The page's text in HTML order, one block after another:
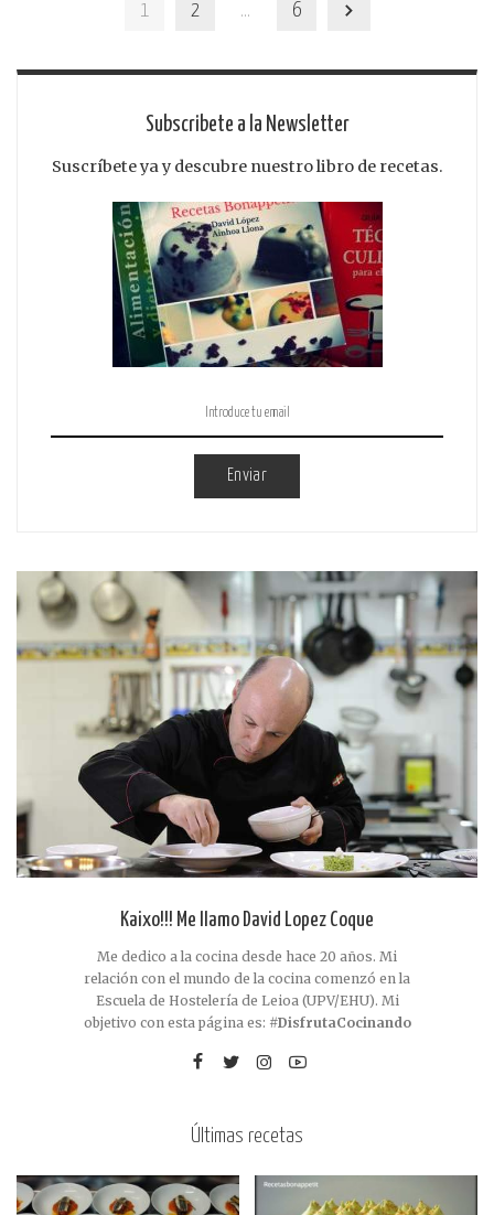
1 2 … 6
Subscribete a la Newsletter
Suscríbete ya y descubre nuestro libro de recetas.
Enviar
Kaixo!!! Me llamo David Lopez Coque
Me dedico a la cocina desde hace 20 años. Mi
relación con el mundo de la cocina comenzó en la
Escuela de Hostelería de Leioa (UPV/EHU). Mi
objetivo con esta página es: #DisfrutaCocinando
Últimas recetas